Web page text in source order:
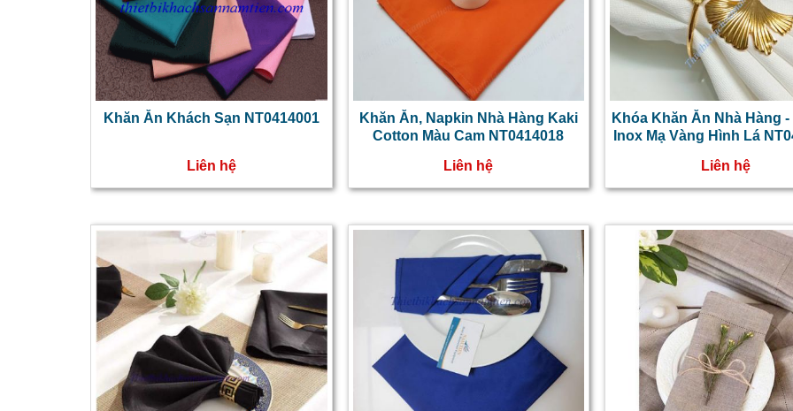
Khăn Ăn Khách Sạn NT0414001
Liên hệ
Khăn Ăn, Napkin Nhà Hàng Kaki
Cotton Màu Cam NT0414018
Liên hệ
Khóa Khăn Ăn Nhà Hàng
Inox Mạ Vàng Hình Lá
Liên hệ